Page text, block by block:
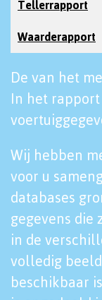
Tellerrapport
Waarderapport
De van het
In het
Wij hebben
voor u
databases
gegevens die
in de
volledig
beschikbaar